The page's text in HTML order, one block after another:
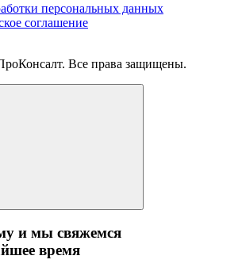
персональных данных
соглашение
Все права защищены.
и мы свяжемся
время